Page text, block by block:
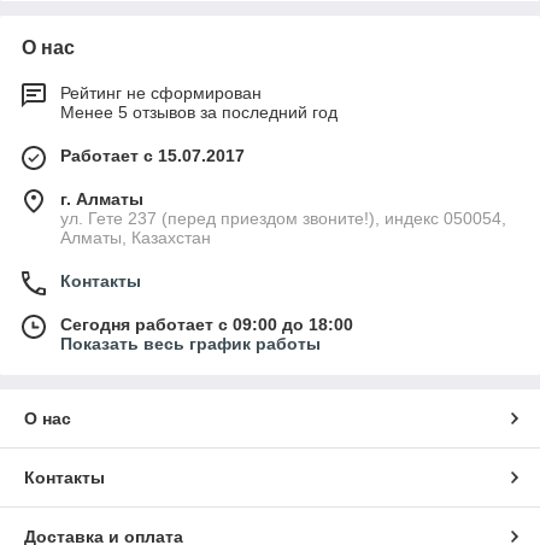
О нас
Рейтинг не сформирован
Менее 5 отзывов за последний год
Работает с 15.07.2017
г. Алматы
ул. Гете 237 (перед приездом звоните!), индекс 050054,
Алматы, Казахстан
Контакты
Сегодня работает с 09:00 до 18:00
Показать весь график работы
О нас
Контакты
Доставка и оплата